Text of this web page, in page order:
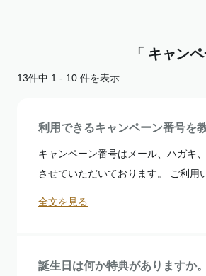
「 キャン
13件中 1 - 10 件を表示
利用できるキャンペーン番号を
キャンペーン番号はメール、ハガキ
させていただいております。 ご利用
全文を見る
誕生日は何か特典がありますか。